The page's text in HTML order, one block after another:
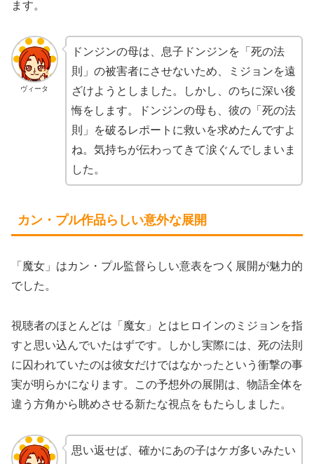
ます。
ヴィータ
ドンジンの母は、息子ドンジンを「死の法
則」の被害者にさせないため、ミジョンを遠
ざけようとしました。しかし、のちに深い後
悔をします。ドンジンの母も、彼の「死の法
則」を破るレポートに救いを求めたんですよ
ね。気持ちが伝わってきて涙ぐんでしまいま
した。
カン・プル作品らしい意外な展開
「魔女」はカン・プル監督らしい意表をつく展開が魅力的
でした。
視聴者のほとんどは「魔女」とはヒロインのミジョンを指
すと思い込んでいたはずです。しかし実際には、死の法則
に囚われていたのは彼女だけではなかったという衝撃の事
実が明らかになります。この予想外の展開は、物語全体を
違う方角から眺めさせる新たな視点をもたらしました。
思い返せば、確かにあの子はケガ多いみたい